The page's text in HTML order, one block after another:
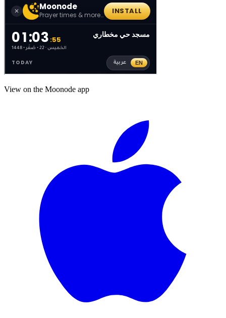
View on the Moonode app